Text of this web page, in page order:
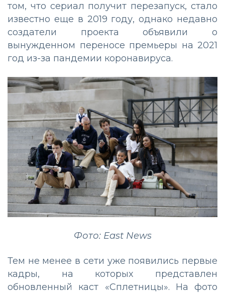
том, что сериал получит перезапуск, стало
известно еще в 2019 году, однако недавно
создатели проекта объявили о
вынужденном переносе премьеры на 2021
год из-за пандемии коронавируса.
Фото: East News
Тем не менее в сети уже появились первые
кадры, на которых представлен
обновленный каст «Сплетницы». На фото